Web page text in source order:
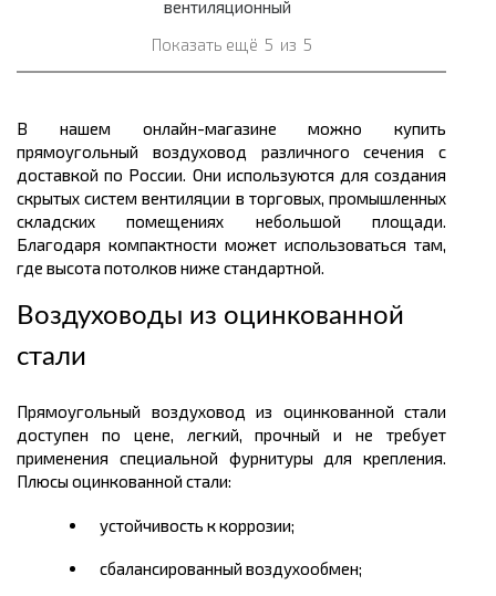
вентиляционный
Показать ещё 5 из 5
В нашем онлайн-магазине можно купить
прямоугольный воздуховод различного сечения с
доставкой по России. Они используются для создания
скрытых систем вентиляции в торговых, промышленных
складских помещениях небольшой площади.
Благодаря компактности может использоваться там,
где высота потолков ниже стандартной.
Воздуховоды из оцинкованной
стали
Прямоугольный воздуховод из оцинкованной стали
доступен по цене, легкий, прочный и не требует
применения специальной фурнитуры для крепления.
Плюсы оцинкованной стали:
устойчивость к коррозии;
сбалансированный воздухообмен;